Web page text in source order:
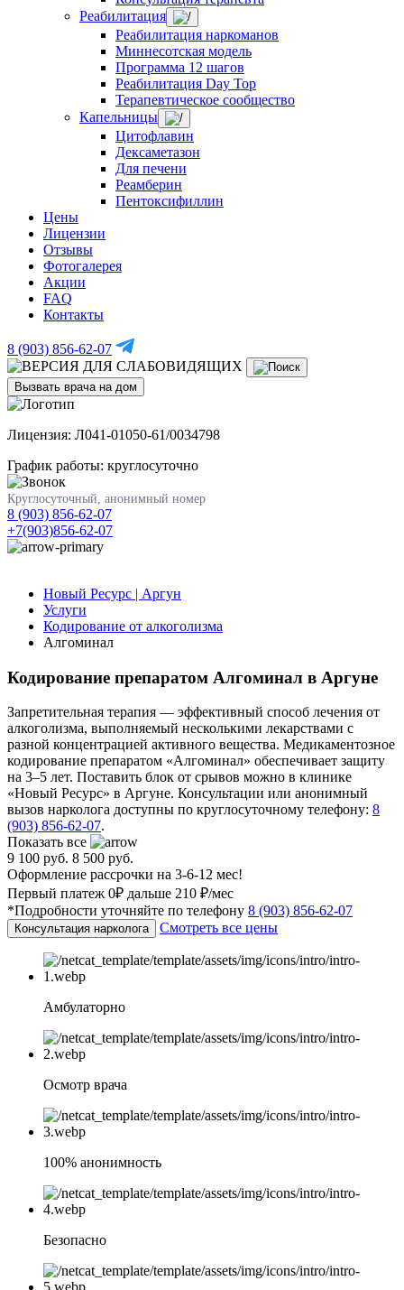
Реабилитация
Реабилитация наркоманов
Миннесотская модель
Программа 12 шагов
Реабилитация Day Top
Терапевтическое сообщество
Капельницы
Цитофлавин
Дексаметазон
Для печени
Реамберин
Пентоксифиллин
Цены
Лицензии
Отзывы
Фотогалерея
Акции
FAQ
Контакты
8 (903) 856-62-07
Вызвать врача на дом
Лицензия: Л041-01050-61/0034798
График работы: круглосуточно
Круглосуточный, анонимный номер
8 (903) 856-62-07
+7(903)856-62-07
Новый Ресурс | Аргун
Услуги
Кодирование от алкоголизма
Алгоминал
Кодирование препаратом Алгоминал в Аргуне
Запретительная терапия — эффективный способ лечения от
алкоголизма, выполняемый несколькими лекарствами с
разной концентрацией активного вещества. Медикаментозное
кодирование препаратом «Алгоминал» обеспечивает защиту
на 3–5 лет. Поставить блок от срывов можно в клинике
«Новый Ресурс» в Аргуне. Консультации или анонимный
вызов нарколога доступны по круглосуточному телефону: 8
(903) 856-62-07.
Показать все
9 100 руб. 8 500 руб.
Оформление рассрочки на 3-6-12 мес!
Первый платеж 0₽ дальше 210 ₽/мес
*Подробности уточняйте по телефону 8 (903) 856-62-07
Консультация нарколога Смотреть все цены
Амбулаторно
Осмотр врача
100% анонимность
Безопасно